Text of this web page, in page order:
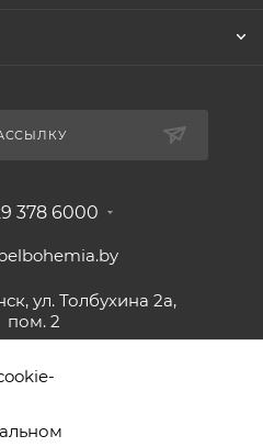
378 6000
ул. Толбухина 2а,
пом. 2